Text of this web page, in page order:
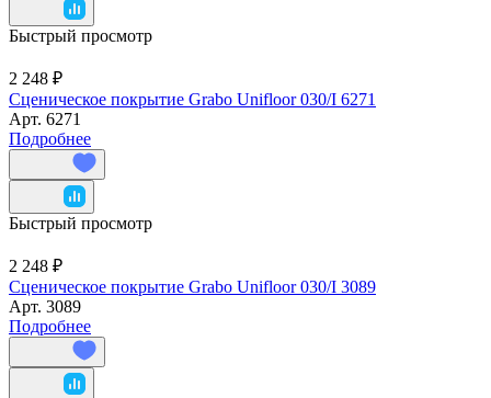
Быстрый просмотр
2 248 ₽
Сценическое покрытие Grabo Unifloor 030/I 6271
Арт. 6271
Подробнее
Быстрый просмотр
2 248 ₽
Сценическое покрытие Grabo Unifloor 030/I 3089
Арт. 3089
Подробнее